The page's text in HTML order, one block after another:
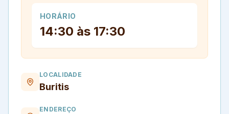
HORÁRIO
14:30 às 17:30
LOCALIDADE
Buritis
ENDEREÇO